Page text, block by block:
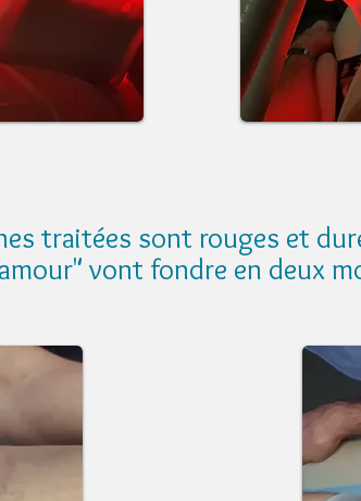
traitées sont rouges et
vont fondre en deux